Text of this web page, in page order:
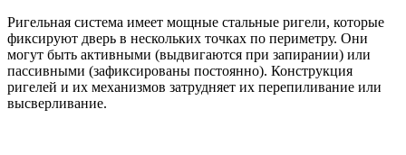
Ригельная система имеет мощные стальные ригели, которые
фиксируют дверь в нескольких точках по периметру. Они
могут быть активными (выдвигаются при запирании) или
пассивными (зафиксированы постоянно). Конструкция
ригелей и их механизмов затрудняет их перепиливание или
высверливание.